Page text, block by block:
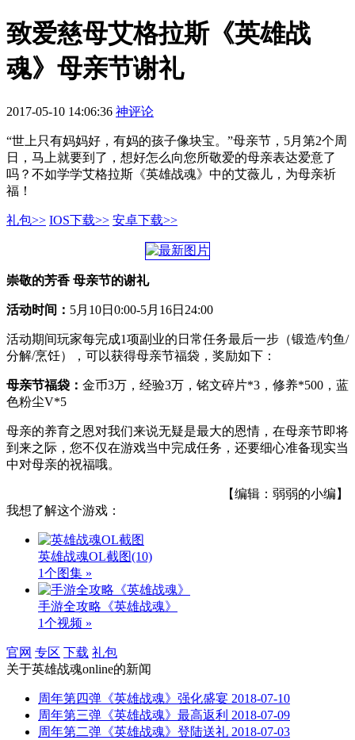
致爱慈母艾格拉斯《英雄战
魂》母亲节谢礼
2017-05-10 14:06:36 神评论
“世上只有妈妈好，有妈的孩子像块宝。”母亲节，5月第2个周
日，马上就要到了，想好怎么向您所敬爱的母亲表达爱意了
吗？不如学学艾格拉斯《英雄战魂》中的艾薇儿，为母亲祈
福！
礼包>> IOS下载>> 安卓下载>>
崇敬的芳香 母亲节的谢礼
活动时间： 5月10日0:00-5月16日24:00
活动期间玩家每完成1项副业的日常任务最后一步（锻造/钓鱼/
分解/烹饪），可以获得母亲节福袋，奖励如下：
母亲节福袋： 金币3万，经验3万，铭文碎片*3，修养*500，蓝
色粉尘V*5
母亲的养育之恩对我们来说无疑是最大的恩情，在母亲节即将
到来之际，您不仅在游戏当中完成任务，还要细心准备现实当
中对母亲的祝福哦。
【编辑：弱弱的小编】
我想了解这个游戏：
英雄战魂OL截图(10)
1个图集 »
手游全攻略《英雄战魂》
1个视频 »
官网 专区 下载 礼包
关于英雄战魂online的新闻
周年第四弹《英雄战魂》强化盛宴 2018-07-10
周年第三弹《英雄战魂》最高返利 2018-07-09
周年第二弹《英雄战魂》登陆送礼 2018-07-03